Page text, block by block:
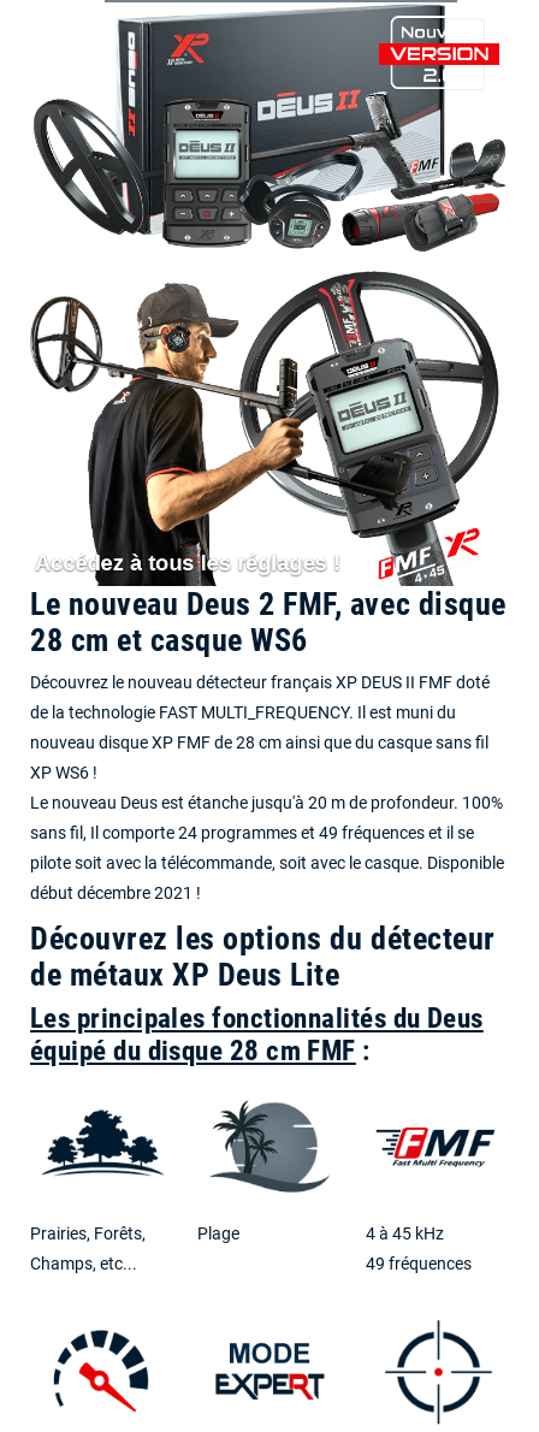
Le nouveau Deus 2 FMF, avec disque
28 cm et casque WS6
Découvrez le nouveau détecteur français XP DEUS II FMF doté
de la technologie FAST MULTI_FREQUENCY. Il est muni du
nouveau disque XP FMF de 28 cm ainsi que du casque sans fil
XP WS6 !
Le nouveau Deus est étanche jusqu'à 20 m de profondeur. 100%
sans fil, Il comporte 24 programmes et 49 fréquences et il se
pilote soit avec la télécommande, soit avec le casque. Disponible
début décembre 2021 !
Découvrez les options du détecteur
de métaux XP Deus Lite
Les principales fonctionnalités du Deus
équipé du disque 28 cm FMF :
Prairies, Forêts,
Champs, etc...
Plage
4 à 45 kHz
49 fréquences